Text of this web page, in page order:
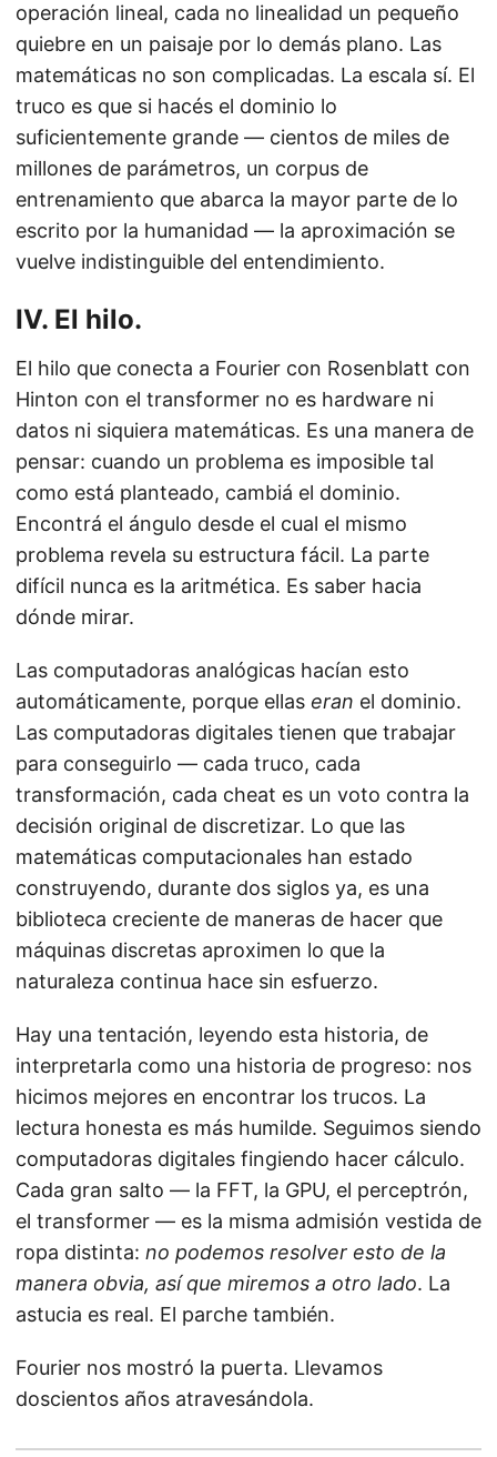
operación lineal, cada no linealidad un pequeño
quiebre en un paisaje por lo demás plano. Las
matemáticas no son complicadas. La escala sí. El
truco es que si hacés el dominio lo
suficientemente grande — cientos de miles de
millones de parámetros, un corpus de
entrenamiento que abarca la mayor parte de lo
escrito por la humanidad — la aproximación se
vuelve indistinguible del entendimiento.
IV. El hilo.
El hilo que conecta a Fourier con Rosenblatt con
Hinton con el transformer no es hardware ni
datos ni siquiera matemáticas. Es una manera de
pensar: cuando un problema es imposible tal
como está planteado, cambiá el dominio.
Encontrá el ángulo desde el cual el mismo
problema revela su estructura fácil. La parte
difícil nunca es la aritmética. Es saber hacia
dónde mirar.
Las computadoras analógicas hacían esto
automáticamente, porque ellas eran el dominio.
Las computadoras digitales tienen que trabajar
para conseguirlo — cada truco, cada
transformación, cada cheat es un voto contra la
decisión original de discretizar. Lo que las
matemáticas computacionales han estado
construyendo, durante dos siglos ya, es una
biblioteca creciente de maneras de hacer que
máquinas discretas aproximen lo que la
naturaleza continua hace sin esfuerzo.
Hay una tentación, leyendo esta historia, de
interpretarla como una historia de progreso: nos
hicimos mejores en encontrar los trucos. La
lectura honesta es más humilde. Seguimos siendo
computadoras digitales fingiendo hacer cálculo.
Cada gran salto — la FFT, la GPU, el perceptrón,
el transformer — es la misma admisión vestida de
ropa distinta: no podemos resolver esto de la
manera obvia, así que miremos a otro lado. La
astucia es real. El parche también.
Fourier nos mostró la puerta. Llevamos
doscientos años atravesándola.